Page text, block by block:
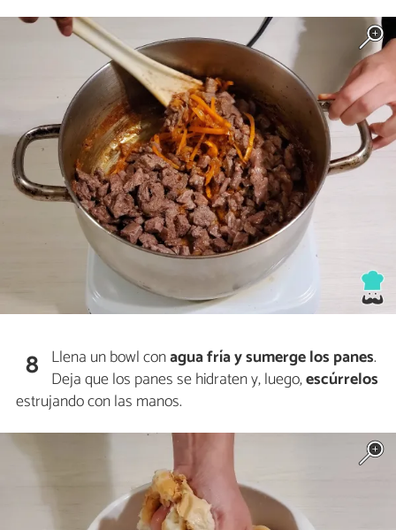
8 Llena un bowl conaguafría ysumerge los panes.
Deja que los panes se hidraten y, luego,escúrrelos
estrujando con las manos.